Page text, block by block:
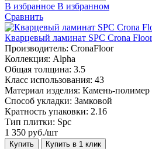
В избранное В избранном
Сравнить
Кварцевый ламинат SPC Crona
Производитель: CronaFloor
Коллекция: Alpha
Общая толщина: 3.5
Класс использования: 43
Материал изделия: Камень-полимер
Способ укладки: Замковой
Кратность упаковки: 2.16
Тип плитки: Spc
1 350 руб./шт
Купить Купить в 1 клик